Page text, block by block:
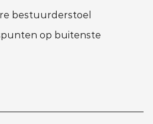
bestuurderstoel
op buitenste